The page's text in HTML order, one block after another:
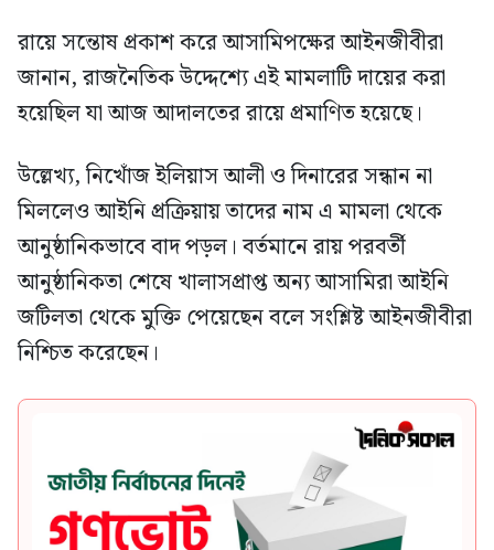
রায়ে সন্তোষ প্রকাশ করে আসামিপক্ষের আইনজীবীরা
জানান, রাজনৈতিক উদ্দেশ্যে এই মামলাটি দায়ের করা
হয়েছিল যা আজ আদালতের রায়ে প্রমাণিত হয়েছে।
উল্লেখ্য, নিখোঁজ ইলিয়াস আলী ও দিনারের সন্ধান না
মিললেও আইনি প্রক্রিয়ায় তাদের নাম এ মামলা থেকে
আনুষ্ঠানিকভাবে বাদ পড়ল। বর্তমানে রায় পরবর্তী
আনুষ্ঠানিকতা শেষে খালাসপ্রাপ্ত অন্য আসামিরা আইনি
জটিলতা থেকে মুক্তি পেয়েছেন বলে সংশ্লিষ্ট আইনজীবীরা
নিশ্চিত করেছেন।